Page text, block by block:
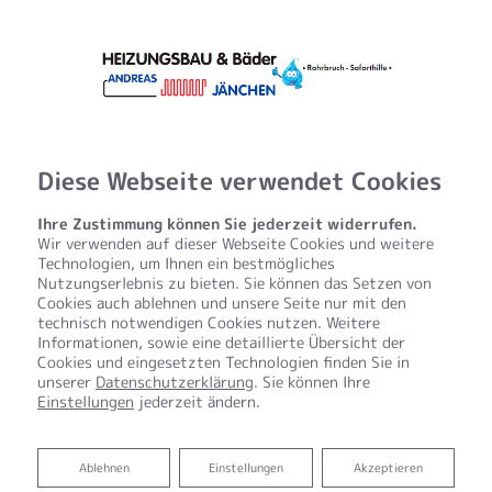
Barrierefreiheitserklärung
HEIZUNGSBAU & Bäder Andreas Jänchen bemüht sich,
ihre Website im Einklang mit dem
Barrierefreiheitsstärkungsgesetz (BFSG) sowie der
machen.
Diese Webseite verwendet Cookies
Ihre Zustimmung können Sie jederzeit widerrufen.
Wir verwenden auf dieser Webseite Cookies und weitere
Technologien, um Ihnen ein bestmögliches
Nutzungserlebnis zu bieten. Sie können das Setzen von
Cookies auch ablehnen und unsere Seite nur mit den
technisch notwendigen Cookies nutzen. Weitere
Informationen, sowie eine detaillierte Übersicht der
Cookies und eingesetzten Technologien finden Sie in
unserer Datenschutzerklärung. Sie können Ihre
Einstellungen jederzeit ändern.
Akzeptieren
Einstellungen
Ablehnen
Ablehnen